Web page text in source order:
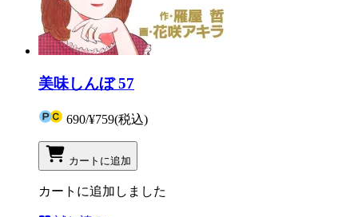
美味しんぼ 57
690/¥759(税込)
カートに追加
カートに追加しました